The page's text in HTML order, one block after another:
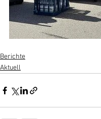
Berichte
Aktuell